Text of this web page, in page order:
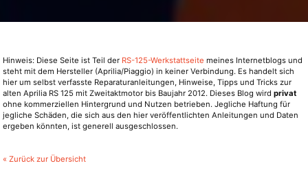
Hinweis: Diese Seite ist Teil der RS-125-Werkstattseite meines Internetblogs und
steht mit dem Hersteller (Aprilia/Piaggio) in keiner Verbindung. Es handelt sich
hier um selbst verfasste Reparaturanleitungen, Hinweise, Tipps und Tricks zur
alten Aprilia RS 125 mit Zweitaktmotor bis Baujahr 2012. Dieses Blog wird privat
ohne kommerziellen Hintergrund und Nutzen betrieben. Jegliche Haftung für
jegliche Schäden, die sich aus den hier veröffentlichten Anleitungen und Daten
ergeben könnten, ist generell ausgeschlossen.
« Zurück zur Übersicht